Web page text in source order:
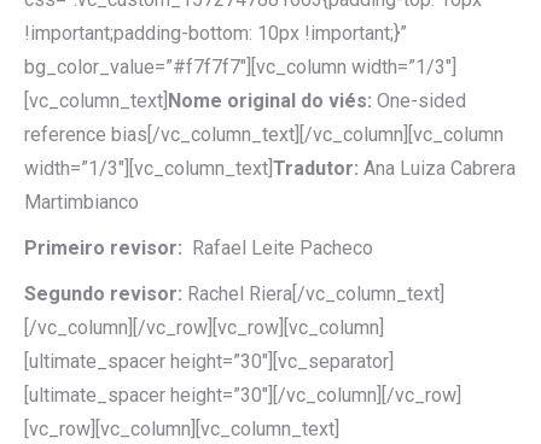
!important;padding-bottom: 10px !important;}”
bg_color_value=”#f7f7f7″][vc_column width=”1/3″]
[vc_column_text] Nome original do viés: One-sided
reference bias[/vc_column_text][/vc_column][vc_column
width=”1/3″][vc_column_text] Tradutor: Ana Luiza Cabrera
Martimbianco
Primeiro revisor: Rafael Leite Pacheco
Segundo revisor: Rachel Riera[/vc_column_text]
[/vc_column][/vc_row][vc_row][vc_column]
[ultimate_spacer height=”30″][vc_separator]
[ultimate_spacer height=”30″][/vc_column][/vc_row]
[vc_row][vc_column][vc_column_text]